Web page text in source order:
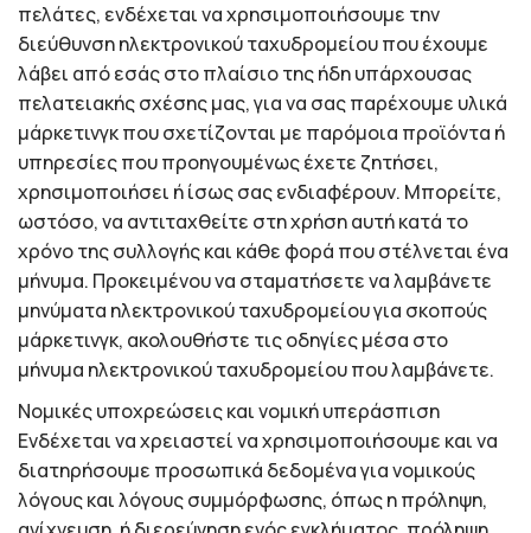
πελάτες, ενδέχεται να χρησιμοποιήσουμε την
διεύθυνση ηλεκτρονικού ταχυδρομείου που έχουμε
λάβει από εσάς στο πλαίσιο της ήδη υπάρχουσας
πελατειακής σχέσης μας, για να σας παρέχουμε υλικά
μάρκετινγκ που σχετίζονται με παρόμοια προϊόντα ή
υπηρεσίες που προηγουμένως έχετε ζητήσει,
χρησιμοποιήσει ή ίσως σας ενδιαφέρουν. Μπορείτε,
ωστόσο, να αντιταχθείτε στη χρήση αυτή κατά το
χρόνο της συλλογής και κάθε φορά που στέλνεται ένα
μήνυμα. Προκειμένου να σταματήσετε να λαμβάνετε
μηνύματα ηλεκτρονικού ταχυδρομείου για σκοπούς
μάρκετινγκ, ακολουθήστε τις οδηγίες μέσα στο
μήνυμα ηλεκτρονικού ταχυδρομείου που λαμβάνετε.
Νομικές υποχρεώσεις και νομική υπεράσπιση
Ενδέχεται να χρειαστεί να χρησιμοποιήσουμε και να
διατηρήσουμε προσωπικά δεδομένα για νομικούς
λόγους και λόγους συμμόρφωσης, όπως η πρόληψη,